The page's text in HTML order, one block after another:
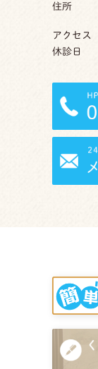
住所
アクセス
休診日